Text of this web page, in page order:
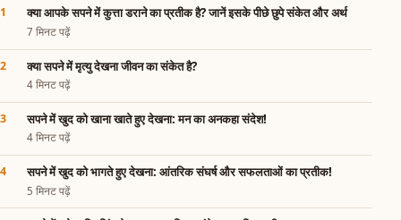
क्या आपके सपने में कुत्ता डराने का प्रतीक है? जानें इसके पीछे छुपे संकेत और अर्थ
7 मिनट पढ़ें
क्या सपने में मृत्यु देखना जीवन का संकेत है?
4 मिनट पढ़ें
सपने में खुद को खाना खाते हुए देखना: मन का अनकहा संदेश!
4 मिनट पढ़ें
सपने में खुद को भागते हुए देखना: आंतरिक संघर्ष और सफलताओं का प्रतीक!
5 मिनट पढ़ें